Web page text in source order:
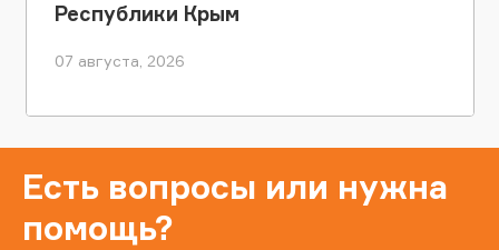
Республики Крым
07 августа, 2026
Есть вопросы или нужна
помощь?